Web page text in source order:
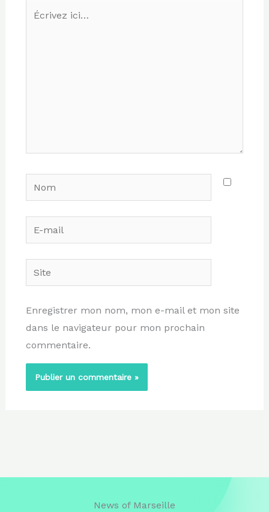
Nom
E-
mail
Site
Enregistrer mon nom, mon e-mail et mon site
dans le navigateur pour mon prochain
commentaire.
News of Marseille